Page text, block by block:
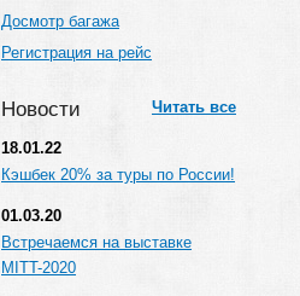
Досмотр багажа
Регистрация на рейс
Новости Читать все
18.01.22
Кэшбек 20% за туры по России!
01.03.20
Встречаемся на выставке
MITT-2020